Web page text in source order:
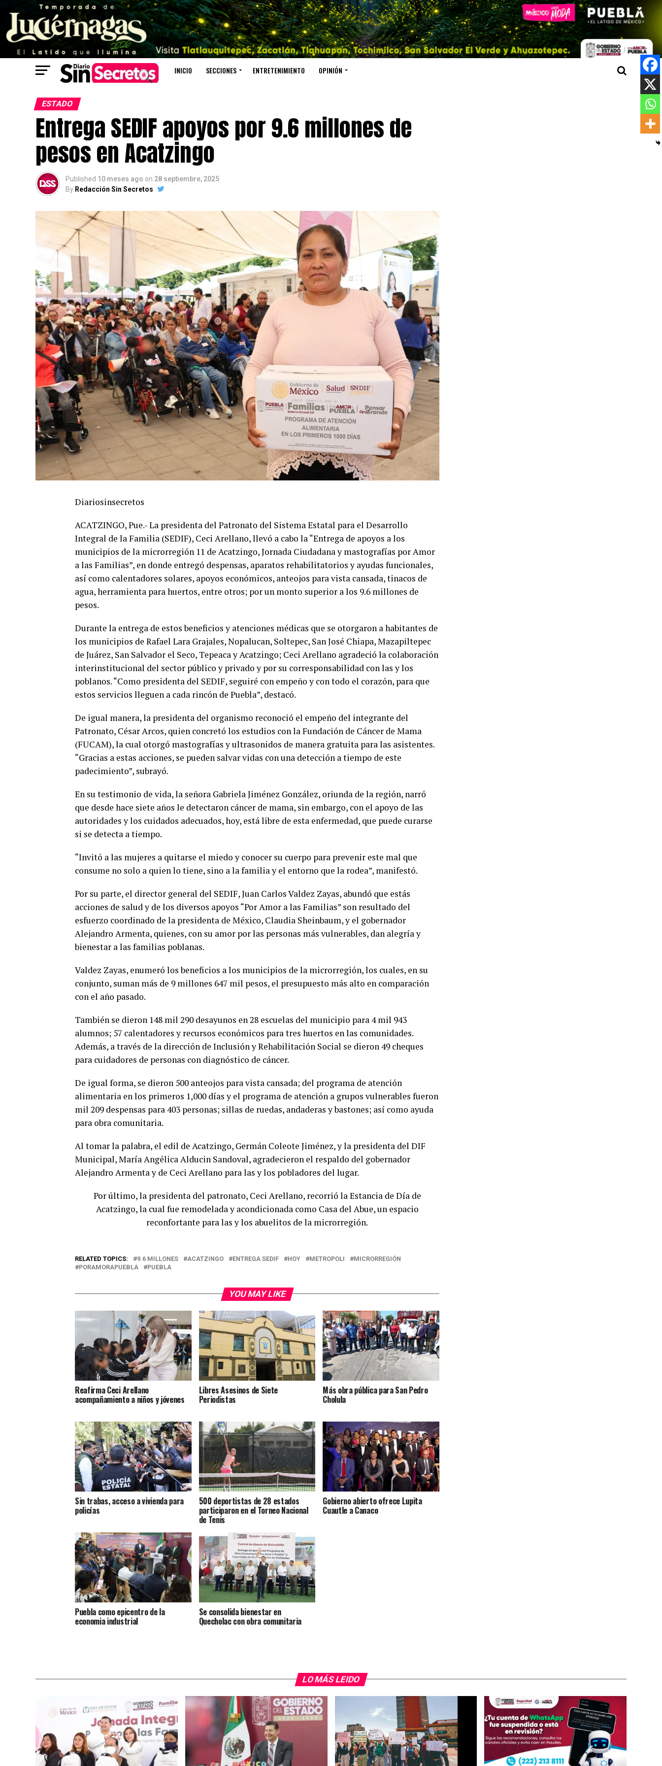
INICIO SECCIONES ENTRETENIMIENTO OPINIÓN
ESTADO
Entrega SEDIF apoyos por 9.6 millones de
pesos en Acatzingo
Published 10 meses ago on 28 septiembre, 2025
By Redacción Sin Secretos
Diariosinsecretos
ACATZINGO, Pue.- La presidenta del Patronato del Sistema Estatal para el Desarrollo
Integral de la Familia (SEDIF), Ceci Arellano, llevó a cabo la “Entrega de apoyos a los
municipios de la microrregión 11 de Acatzingo, Jornada Ciudadana y mastografías por Amor
a las Familias”, en donde entregó despensas, aparatos rehabilitatorios y ayudas funcionales,
así como calentadores solares, apoyos económicos, anteojos para vista cansada, tinacos de
agua, herramienta para huertos, entre otros; por un monto superior a los 9.6 millones de
pesos.
Durante la entrega de estos beneficios y atenciones médicas que se otorgaron a habitantes de
los municipios de Rafael Lara Grajales, Nopalucan, Soltepec, San José Chiapa, Mazapiltepec
de Juárez, San Salvador el Seco, Tepeaca y Acatzingo; Ceci Arellano agradeció la colaboración
interinstitucional del sector público y privado y por su corresponsabilidad con las y los
poblanos. “Como presidenta del SEDIF, seguiré con empeño y con todo el corazón, para que
estos servicios lleguen a cada rincón de Puebla”, destacó.
De igual manera, la presidenta del organismo reconoció el empeño del integrante del
Patronato, César Arcos, quien concretó los estudios con la Fundación de Cáncer de Mama
(FUCAM), la cual otorgó mastografías y ultrasonidos de manera gratuita para las asistentes.
“Gracias a estas acciones, se pueden salvar vidas con una detección a tiempo de este
padecimiento”, subrayó.
En su testimonio de vida, la señora Gabriela Jiménez González, oriunda de la región, narró
que desde hace siete años le detectaron cáncer de mama, sin embargo, con el apoyo de las
autoridades y los cuidados adecuados, hoy, está libre de esta enfermedad, que puede curarse
si se detecta a tiempo.
“Invitó a las mujeres a quitarse el miedo y conocer su cuerpo para prevenir este mal que
consume no solo a quien lo tiene, sino a la familia y el entorno que la rodea”, manifestó.
Por su parte, el director general del SEDIF, Juan Carlos Valdez Zayas, abundó que estás
acciones de salud y de los diversos apoyos “Por Amor a las Familias” son resultado del
esfuerzo coordinado de la presidenta de México, Claudia Sheinbaum, y el gobernador
Alejandro Armenta, quienes, con su amor por las personas más vulnerables, dan alegría y
bienestar a las familias poblanas.
Valdez Zayas, enumeró los beneficios a los municipios de la microrregión, los cuales, en su
conjunto, suman más de 9 millones 647 mil pesos, el presupuesto más alto en comparación
con el año pasado.
También se dieron 148 mil 290 desayunos en 28 escuelas del municipio para 4 mil 943
alumnos; 57 calentadores y recursos económicos para tres huertos en las comunidades.
Además, a través de la dirección de Inclusión y Rehabilitación Social se dieron 49 cheques
para cuidadores de personas con diagnóstico de cáncer.
De igual forma, se dieron 500 anteojos para vista cansada; del programa de atención
alimentaria en los primeros 1,000 días y el programa de atención a grupos vulnerables fueron
mil 209 despensas para 403 personas; sillas de ruedas, andaderas y bastones; así como ayuda
para obra comunitaria.
Al tomar la palabra, el edil de Acatzingo, Germán Coleote Jiménez, y la presidenta del DIF
Municipal, María Angélica Alducin Sandoval, agradecieron el respaldo del gobernador
Alejandro Armenta y de Ceci Arellano para las y los pobladores del lugar.
Por último, la presidenta del patronato, Ceci Arellano, recorrió la Estancia de Día de
Acatzingo, la cual fue remodelada y acondicionada como Casa del Abue, un espacio
reconfortante para las y los abuelitos de la microrregión.
RELATED TOPICS: 9.6 MILLONES ACATZINGO ENTREGA SEDIF HOY METROPOLI
MICRORREGIÓN
PORAMORAPUEBLA
PUEBLA
YOU MAY LIKE
Reafirma Ceci Arellano
acompañamiento a niños y jóvenes
Libres Asesinos de Siete
Periodistas
Más obra pública para San Pedro
Cholula
Sin trabas, acceso a vivienda para
policías
500 deportistas de 28 estados
participaron en el Torneo Nacional
de Tenis
Gobierno abierto ofrece Lupita
Cuautle a Canaco
Puebla como epicentro de la
economia industrial
Se consolida bienestar en
Quecholac con obra comunitaria
LO MÁS LEIDO